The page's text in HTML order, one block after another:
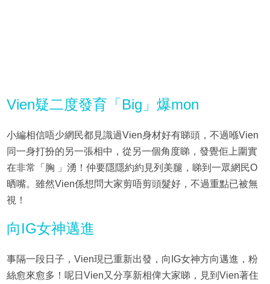
Vien疑二度發育「Big」爆mon
小編相信唔少網民都見識過Vien身材好有睇頭，不過喺Vien
同一身打扮的另一張相中，從另一個角度睇，發覺佢上圍實
在非常「胸 」湧！仲要隱隱約約見列美腿，睇到一眾網民O
晒嘴。雖然Vien係想問大家剪唔剪頭髮好，不過重點已被無
視！
向IG女神邁進
事隔一段日子，Vien現已重新出發，向IG女神方向邁進，粉
絲愈來愈多！呢日Vien又分享新相俾大家睇，見到Vien著住